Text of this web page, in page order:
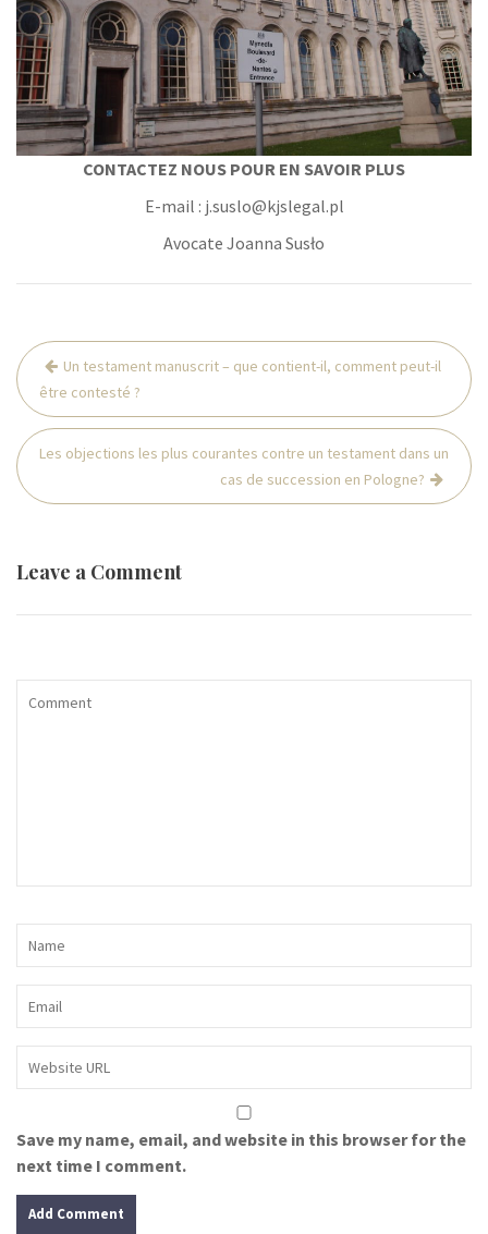
CONTACTEZ NOUS POUR EN SAVOIR PLUS
E-mail : j.suslo@kjslegal.pl
Avocate Joanna Susło
Post
navigation
Un testament manuscrit – que contient-il, comment peut-il
être contesté ?
Les objections les plus courantes contre un testament dans un
cas de succession en Pologne?
Leave a Comment
Save my name, email, and website in this browser for the
next time I comment.